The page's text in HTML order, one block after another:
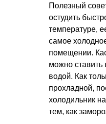
Полезный
остудить
температуре,
самое
помещении.
можно ставить
водой. Как
прохладной,
холодильник
тем, как